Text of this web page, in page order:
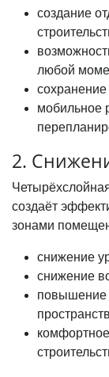
создание
любой
мобильное
2.
создаёт
зонами
снижение
снижение
повышение
пространств